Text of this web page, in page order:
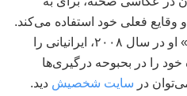
فعلی خود استفاده می‌کند.
مجموعه «زندگی امروز و جنگ» او در سال ۲۰۰۸، ایرانیانی را
را در بحبوحه درگیری‌ها
در سایت شخصیش دید.